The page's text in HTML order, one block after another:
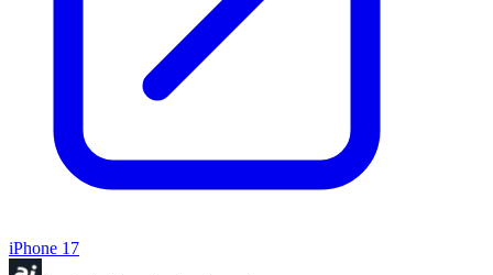
iPhone 17